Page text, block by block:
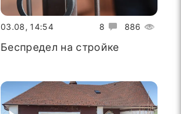
8 886
03.08, 14:54
Беспредел на стройке